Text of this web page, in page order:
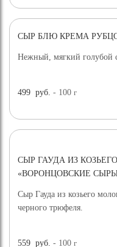
СЫР БЛЮ КРЕМА
Нежный, мягкий голубой
499 руб. - 100г
СЫР ГАУДА ИЗ
«ВОРОНЦОВСКИЕ
Сыр Гауда из козьего
черного трюфеля.
559 руб. - 100г